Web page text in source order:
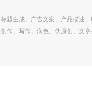
题生成、广告文案、产品描述
作、写作、润色、伪原创、文